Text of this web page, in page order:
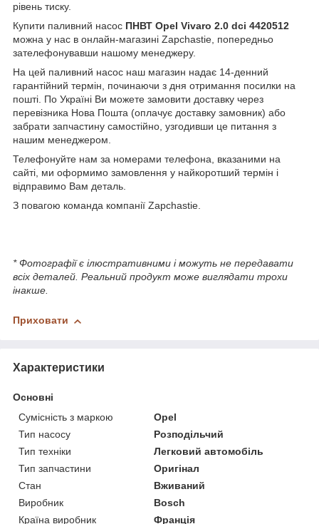
рівень тиску.
Купити паливний насос ПНВТ Opel Vivaro 2.0 dci 4420512
можна у нас в онлайн-магазині Zapchastie, попередньо
зателефонувавши нашому менеджеру.
На цей паливний насос наш магазин надає 14-денний
гарантійний термін, починаючи з дня отримання посилки на
пошті. По Україні Ви можете замовити доставку через
перевізника Нова Пошта (оплачує доставку замовник) або
забрати запчастину самостійно, узгодивши це питання з
нашим менеджером.
Телефонуйте нам за номерами телефона, вказаними на
сайті, ми оформимо замовлення у найкоротший термін і
відправимо Вам деталь.
З повагою команда компанії Zapchastie.
* Фотографії є ілюстративними і можуть не передавати
всіх деталей. Реальний продукт може виглядати трохи
інакше.
Приховати
Характеристики
Основні
Сумісність з маркою
Opel
Тип насосу
Розподільчий
Тип техніки
Легковий автомобіль
Тип запчастини
Оригінал
Стан
Вживаний
Виробник
Bosch
Країна виробник
Франція